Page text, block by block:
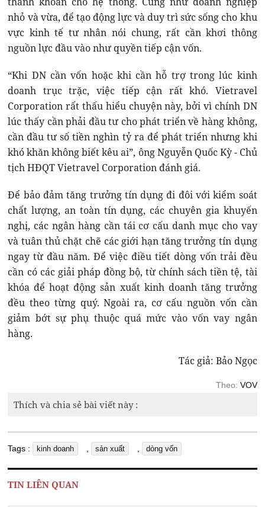
nhỏ và vừa, để tạo động lực và duy trì sức sống cho khu
vực kinh tế tư nhân nói chung, rất cần khơi thông
nguồn lực đầu vào như quyền tiếp cận vốn.
“Khi DN cần vốn hoặc khi cần hỗ trợ trong lúc kinh
doanh trục trặc, việc tiếp cận rất khó. Vietravel
Corporation rất thấu hiểu chuyện này, bởi vì chính DN
lúc thấy cần phải đầu tư cho phát triển về hàng không,
cần đầu tư số tiền nghìn tỷ ra để phát triển nhưng khi
khó khăn không biết kêu ai”, ông Nguyễn Quốc Kỳ - Chủ
tịch HĐQT Vietravel Corporation đánh giá.
Để bảo đảm tăng trưởng tín dụng đi đôi với kiểm soát
chất lượng, an toàn tín dụng, các chuyên gia khuyến
nghị, các ngân hàng cần tái cơ cấu danh mục cho vay
và tuân thủ chặt chẽ các giới hạn tăng trưởng tín dụng
ngay từ đầu năm. Để việc điều tiết dòng vốn trải đều
cần có các giải pháp đồng bộ, từ chính sách tiền tệ, tài
khóa để hoạt động sản xuất kinh doanh tăng trưởng
đều theo từng quý. Ngoài ra, cơ cấu nguồn vốn cần
giảm bớt sự phụ thuộc quá mức vào vốn vay ngân
hàng.
Tác giả: Bảo Ngọc
Theo: VOV
Thích và chia sẻ bài viết này :
Tags : kinh doanh sản xuất dòng vốn
TIN LIÊN QUAN